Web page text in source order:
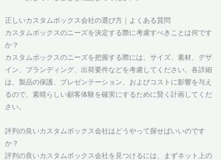
正しいカスタムボックス会社の選び方｜よくある質問
カスタムボックスのニーズを決定する際に考慮すべきことは何です
か？
カスタムボックスのニーズを把握する際には、サイズ、素材、デザ
イン、ブランディング、出荷要件などを考慮してください。各詳細
は、製品の保護、プレゼンテーション、およびコストに影響を与え
るので、素晴らしい顧客体験を確実にするために賢く計画してくだ
さい。
評判の良いカスタムボックス会社はどうやって探せばいいのです
か？
評判の良いカスタムボックス会社を見つけるには、まずネット上の